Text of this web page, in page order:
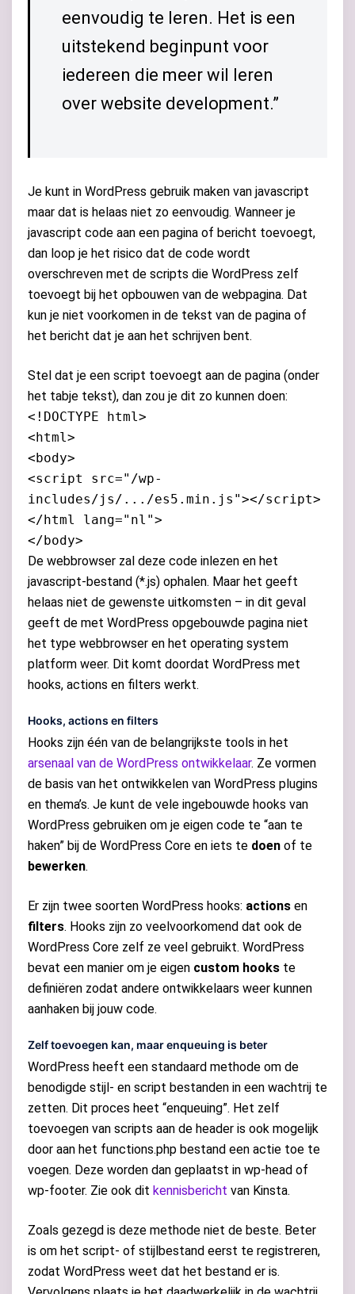
eenvoudig te leren. Het is een
uitstekend beginpunt voor
iedereen die meer wil leren
over website development.”
Je kunt in WordPress gebruik maken van javascript
maar dat is helaas niet zo eenvoudig. Wanneer je
javascript code aan een pagina of bericht toevoegt,
dan loop je het risico dat de code wordt
overschreven met de scripts die WordPress zelf
toevoegt bij het opbouwen van de webpagina. Dat
kun je niet voorkomen in de tekst van de pagina of
het bericht dat je aan het schrijven bent.
Stel dat je een script toevoegt aan de pagina (onder
het tabje tekst), dan zou je dit zo kunnen doen:
<!DOCTYPE html>
<html>
<body>
<script src="/wp-
includes/js/.../es5.min.js"></script>
</html lang="nl">
</body>
De webbrowser zal deze code inlezen en het
javascript-bestand (*.js) ophalen. Maar het geeft
helaas niet de gewenste uitkomsten – in dit geval
geeft de met WordPress opgebouwde pagina niet
het type webbrowser en het operating system
platform weer. Dit komt doordat WordPress met
hooks, actions en filters werkt.
Hooks, actions en filters
Hooks zijn één van de belangrijkste tools in het
arsenaal van de WordPress ontwikkelaar. Ze vormen
de basis van het ontwikkelen van WordPress plugins
en thema’s. Je kunt de vele ingebouwde hooks van
WordPress gebruiken om je eigen code te “aan te
haken” bij de WordPress Core en iets te doen of te
bewerken.
Er zijn twee soorten WordPress hooks: actions en
filters. Hooks zijn zo veelvoorkomend dat ook de
WordPress Core zelf ze veel gebruikt. WordPress
bevat een manier om je eigen custom hooks te
definiëren zodat andere ontwikkelaars weer kunnen
aanhaken bij jouw code.
Zelf toevoegen kan, maar enqueuing is beter
WordPress heeft een standaard methode om de
benodigde stijl- en script bestanden in een wachtrij te
zetten. Dit proces heet “enqueuing”. Het zelf
toevoegen van scripts aan de header is ook mogelijk
door aan het functions.php bestand een actie toe te
voegen. Deze worden dan geplaatst in wp-head of
wp-footer. Zie ook dit kennisbericht van Kinsta.
Zoals gezegd is deze methode niet de beste. Beter
is om het script- of stijlbestand eerst te registreren,
zodat WordPress weet dat het bestand er is.